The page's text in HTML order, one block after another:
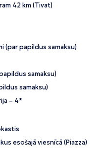
42 km (Tivat)
(par papildus samaksu)
samaksu)
samaksu)
– 4*
esošajā viesnīcā (Piazza)